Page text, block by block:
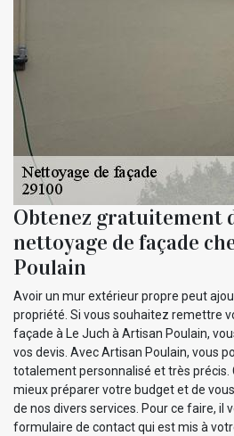
Obtenez gratuitement
nettoyage de façade
Poulain
Avoir un mur extérieur propre peut
propriété. Si vous souhaitez remettre
façade à Le Juch à Artisan Poulain,
vos devis. Avec Artisan Poulain, vous
totalement personnalisé et très précis.
mieux préparer votre budget et de
de nos divers services. Pour ce faire, il
formulaire de contact qui est mis à